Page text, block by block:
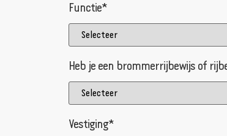
Functie*
Heb je een brommerrijbewijs of
Vestiging*